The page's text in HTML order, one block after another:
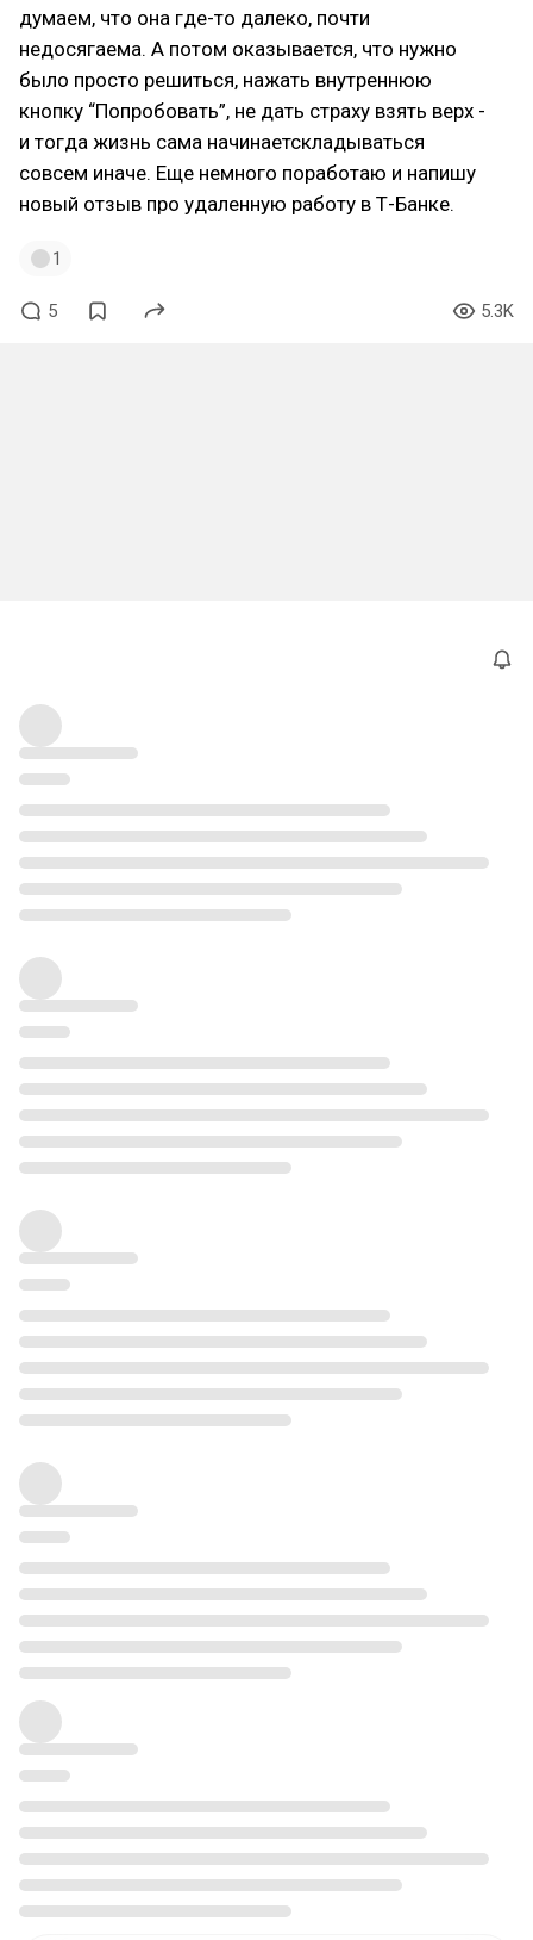
думаем, что она где-то далеко, почти
недосягаема. А потом оказывается, что нужно
было просто решиться, нажать внутреннюю
кнопку “Попробовать”, не дать страху взять верх -
и тогда жизнь сама начинаетскладываться
совсем иначе. Еще немного поработаю и напишу
новый отзыв про удаленную работу в Т-Банке.
1
5 5.3K